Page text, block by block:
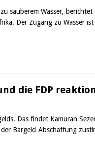
sauberem Wasser,
Der Zugang zu Wasser
die FDP
Das findet Kamuran
Bargeld-Abschaffung